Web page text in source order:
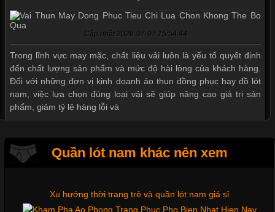
Cập nhật 2026-07-07 15:54:44
Trong lĩnh vực may mặc, chất liệu vải luôn là yếu tố quyết định
đến chất lượng sản phẩm và mức độ hài lòng của khách hàng.
Đối với những đơn vị kinh doanh áo thun đồng phục hay đồ lót
nam, việc lựa chọn đúng loại vải sẽ giúp nâng cao giá trị sản
phẩm, giảm tỷ lệ hàng lỗi và
Quần lót nam khác nên xem
Mẫu quần short quần lót nam nữ hè thu 2017
Thị hiều quần lót nam bơi lội nam và nữ 2017
Xu hướng thời trang trẻ và quần lót nam giá sỉ